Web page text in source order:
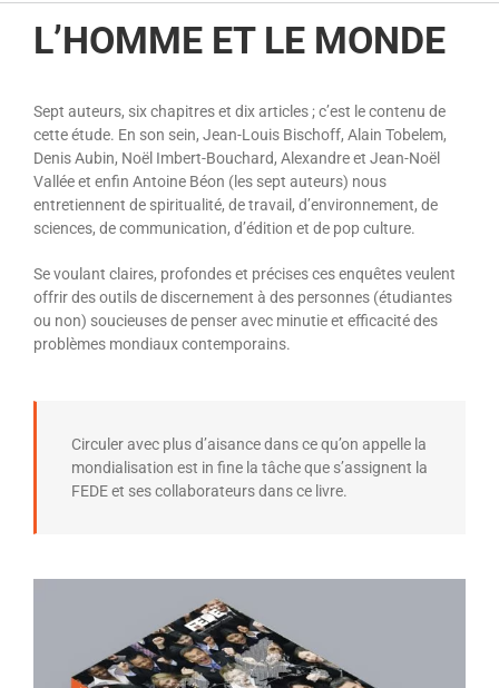
L’HOMME ET LE MONDE
Sept auteurs, six chapitres et dix articles ; c’est le contenu de
cette étude. En son sein, Jean-Louis Bischoff, Alain Tobelem,
Denis Aubin, Noël Imbert-Bouchard, Alexandre et Jean-Noël
Vallée et enfin Antoine Béon (les sept auteurs) nous
entretiennent de spiritualité, de travail, d’environnement, de
sciences, de communication, d’édition et de pop culture.
Se voulant claires, profondes et précises ces enquêtes veulent
offrir des outils de discernement à des personnes (étudiantes
ou non) soucieuses de penser avec minutie et efficacité des
problèmes mondiaux contemporains.
Circuler avec plus d’aisance dans ce qu’on appelle la
mondialisation est in fine la tâche que s’assignent la
FEDE et ses collaborateurs dans ce livre.